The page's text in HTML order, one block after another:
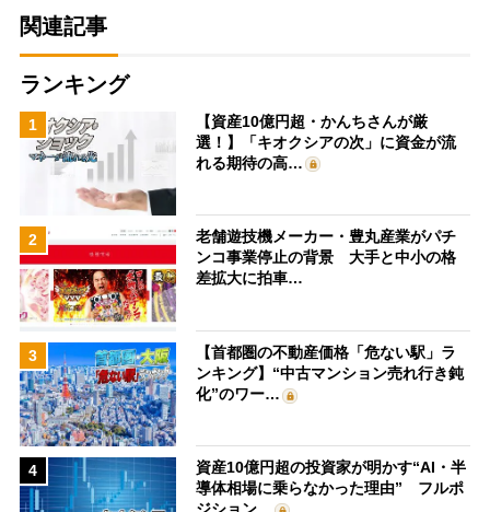
関連記事
ランキング
1
【資産10億円超・かんちさんが厳
選！】「キオクシアの次」に資金が流
れる期待の高…
2
老舗遊技機メーカー・豊丸産業がパチ
ンコ事業停止の背景 大手と中小の格
差拡大に拍車…
3
【首都圏の不動産価格「危ない駅」ラ
ンキング】“中古マンション売れ行き鈍
化”のワー…
4
資産10億円超の投資家が明かす“AI・半
導体相場に乗らなかった理由” フルポ